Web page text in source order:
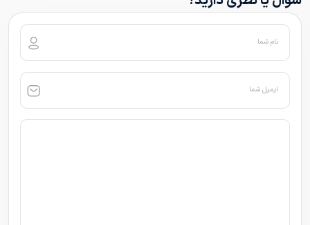
نام شما
ایمیل شما